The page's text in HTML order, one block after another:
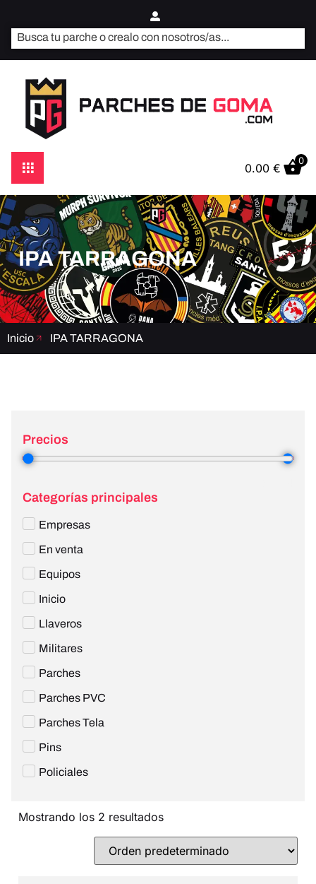
0.00 €
0
IPA TARRAGONA
Inicio IPA TARRAGONA
Precios
Categorías principales
Empresas
En venta
Equipos
Inicio
Llaveros
Militares
Parches
Parches PVC
Parches Tela
Pins
Policiales
Mostrando los 2 resultados